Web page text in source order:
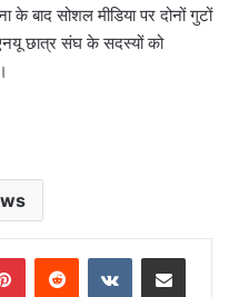
बाद सोशल मीडिया पर दोनों गुटों
छात्र संघ के सदस्यों को
PinterestReddit VKontakteShare via Email